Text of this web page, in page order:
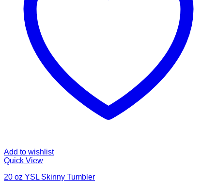
Add to wishlist
Quick View
20 oz YSL Skinny Tumbler